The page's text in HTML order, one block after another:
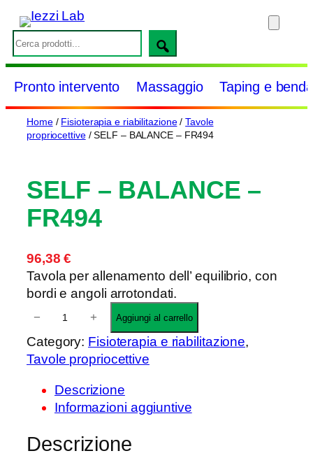
Vai
al
contenuto
S
e
r
c
Pronto intervento Massaggio Taping e
Home/ Fisioterapia e riabilitazione/Tavole
propriocettive/ SELF – BALANCE – FR494
SELF – BALANCE –
FR494
96,38€
Tavola per allenamento dell’ equilibrio, con
bordi e angoli arrotondati.
L
F
A
− + Aggiungi al carrello
Category: Fisioterapia e riabilitazione
Tavole propriocettive
Descrizione
Informazioni aggiuntive
Descrizione